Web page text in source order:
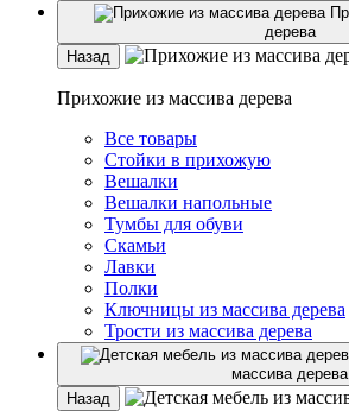
Прихожие из массива
дерева
Назад
Прихожие из массива дерева
Все товары
Стойки в прихожую
Вешалки
Вешалки напольные
Тумбы для обуви
Скамьи
Лавки
Полки
Ключницы из массива дерева
Трости из массива дерева
массива дерева
Назад